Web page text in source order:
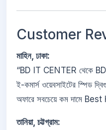
Customer
মাহিন, ঢাকা:
“BD IT CENTER থেকে
ই-কমার্স ওয়েবসাইটের স্পিড
অফারে সবচেয়ে কম দামে
তানিয়া, চট্টগ্রাম: